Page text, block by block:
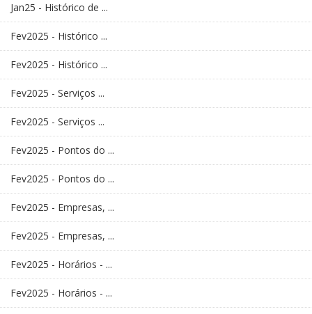
Jan25 - Histórico de ...
Fev2025 - Histórico ...
Fev2025 - Histórico ...
Fev2025 - Serviços ...
Fev2025 - Serviços ...
Fev2025 - Pontos do ...
Fev2025 - Pontos do ...
Fev2025 - Empresas, ...
Fev2025 - Empresas, ...
Fev2025 - Horários - ...
Fev2025 - Horários - ...